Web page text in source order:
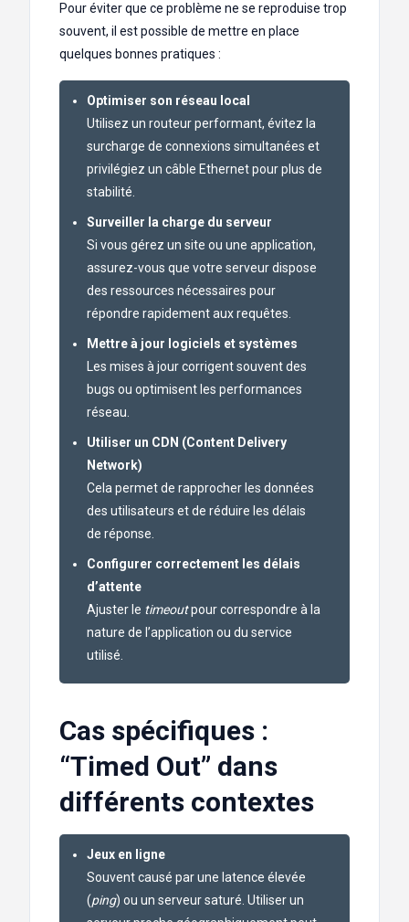
Pour éviter que ce problème ne se reproduise trop
souvent, il est possible de mettre en place
quelques bonnes pratiques :
Optimiser son réseau local
Utilisez un routeur performant, évitez la
surcharge de connexions simultanées et
privilégiez un câble Ethernet pour plus de
stabilité.
Surveiller la charge du serveur
Si vous gérez un site ou une application,
assurez-vous que votre serveur dispose
des ressources nécessaires pour
répondre rapidement aux requêtes.
Mettre à jour logiciels et systèmes
Les mises à jour corrigent souvent des
bugs ou optimisent les performances
réseau.
Utiliser un CDN (Content Delivery
Network)
Cela permet de rapprocher les données
des utilisateurs et de réduire les délais
de réponse.
Configurer correctement les délais
d’attente
Ajuster le timeoutpour correspondre à la
nature de l’application ou du service
utilisé.
Cas spécifiques :
“Timed Out” dans
différents contextes
Jeux en ligne
Souvent causé par une latence élevée
(ping) ou un serveur saturé. Utiliser un